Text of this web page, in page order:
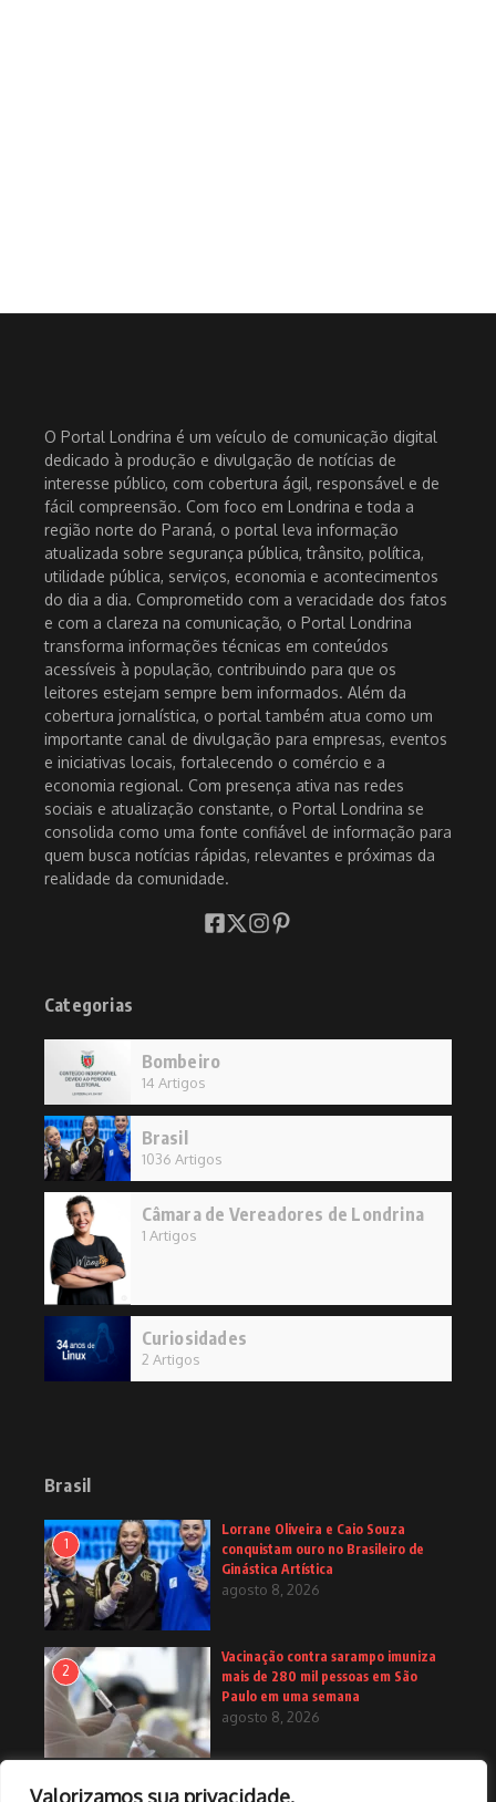
Valorizamos sua privacidade.
O Portal Londrina é um veículo de comunicação digital
dedicado à produção e divulgação de notícias de
interesse público, com cobertura ágil, responsável e de
fácil compreensão. Com foco em Londrina e toda a
região norte do Paraná, o portal leva informação
atualizada sobre segurança pública, trânsito, política,
utilidade pública, serviços, economia e acontecimentos
do dia a dia. Comprometido com a veracidade dos fatos
e com a clareza na comunicação, o Portal Londrina
transforma informações técnicas em conteúdos
acessíveis à população, contribuindo para que os
leitores estejam sempre bem informados. Além da
cobertura jornalística, o portal também atua como um
importante canal de divulgação para empresas, eventos
e iniciativas locais, fortalecendo o comércio e a
economia regional. Com presença ativa nas redes
sociais e atualização constante, o Portal Londrina se
consolida como uma fonte confiável de informação para
quem busca notícias rápidas, relevantes e próximas da
realidade da comunidade.
Categorias
Bombeiro
14 Artigos
Brasil
1036 Artigos
Câmara de Vereadores de Londrina
1 Artigos
Curiosidades
2 Artigos
Brasil
1
Lorrane Oliveira e Caio Souza
conquistam ouro no Brasileiro de
Ginástica Artística
agosto 8, 2026
2
Vacinação contra sarampo imuniza
mais de 280 mil pessoas em São
Paulo em uma semana
agosto 8, 2026
3